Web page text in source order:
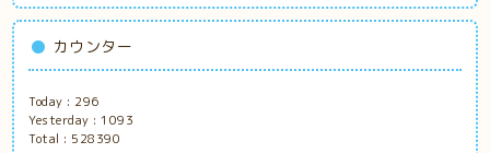
カウンター
Today : 296
Yesterday : 1093
Total : 528390